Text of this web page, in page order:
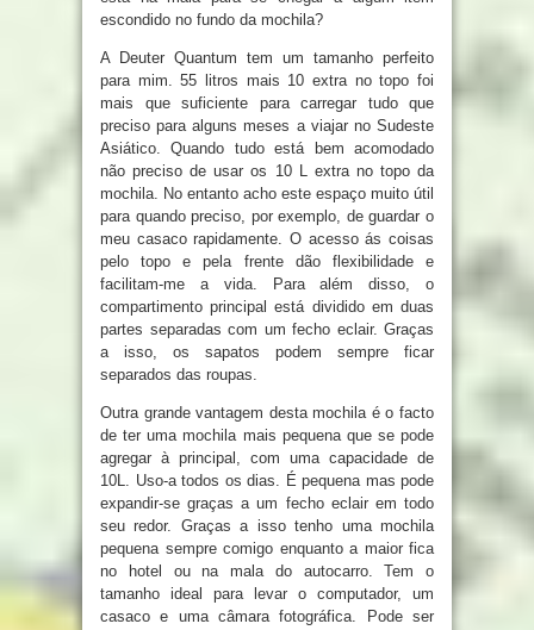
escondido no fundo da mochila?
A Deuter Quantum tem um tamanho perfeito
para mim. 55 litros mais 10 extra no topo foi
mais que suficiente para carregar tudo que
preciso para alguns meses a viajar no Sudeste
Asiático. Quando tudo está bem acomodado
não preciso de usar os 10 L extra no topo da
mochila. No entanto acho este espaço muito útil
para quando preciso, por exemplo, de guardar o
meu casaco rapidamente. O acesso ás coisas
pelo topo e pela frente dão flexibilidade e
facilitam-me a vida. Para além disso, o
compartimento principal está dividido em duas
partes separadas com um fecho eclair. Graças
a isso, os sapatos podem sempre ficar
separados das roupas.
Outra grande vantagem desta mochila é o facto
de ter uma mochila mais pequena que se pode
agregar à principal, com uma capacidade de
10L. Uso-a todos os dias. É pequena mas pode
expandir-se graças a um fecho eclair em todo
seu redor. Graças a isso tenho uma mochila
pequena sempre comigo enquanto a maior fica
no hotel ou na mala do autocarro. Tem o
tamanho ideal para levar o computador, um
casaco e uma câmara fotográfica. Pode ser